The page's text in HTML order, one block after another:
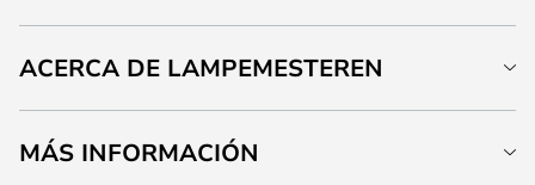
ACERCA DE LAMPEMESTEREN
MÁS INFORMACIÓN